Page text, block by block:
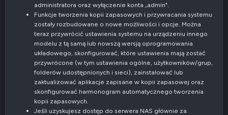
administratora oraz wyłączenie konta „admin".
Funkcje tworzenia kopii zapasowych i przywracania systemu
zostały rozbudowane o nowe możliwości i opcje. Można
teraz przywrócić ustawienia systemu na urządzeniu innego
modelu z tą samą lub nowszą wersją oprogramowania
układowego, skonfigurować, które ustawienia mają zostać
przywrócone (w tym ustawienia ogólne, użytkowników/grup,
folderów udostępnionych i sieci), zainstalować lub
zaktualizować aplikacje zapisane w kopii zapasowej oraz
skonfigurować harmonogram automatycznego tworzenia
kopii zapasowych.
Jeśli uzyskujesz dostęp do serwera NAS głównie za